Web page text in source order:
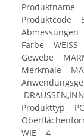
Produktname
Produktcode
Farbe WEISS
Gewebe
Merkmale
Produkttyp
WIE 4